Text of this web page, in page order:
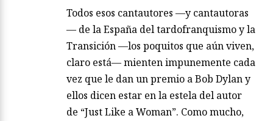
Todos esos cantautores —y cantautoras
— de la España del tardofranquismo y la
Transición —los poquitos que aún viven,
claro está— mienten impunemente cada
vez que le dan un premio a Bob Dylan y
ellos dicen estar en la estela del autor
de “Just Like a Woman”. Como mucho,